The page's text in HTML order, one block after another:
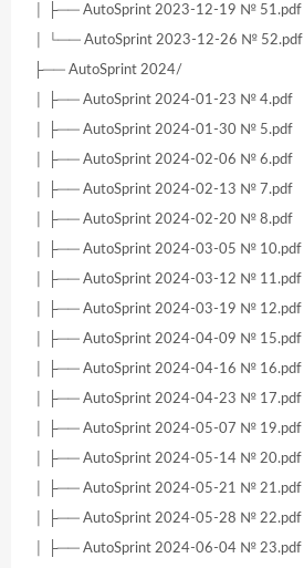
│ ├── AutoSprint 2023-12-19 № 51.pdf
│ └── AutoSprint 2023-12-26 № 52.pdf
├── AutoSprint 2024/
│ ├── AutoSprint 2024-01-23 № 4.pdf
│ ├── AutoSprint 2024-01-30 № 5.pdf
│ ├── AutoSprint 2024-02-06 № 6.pdf
│ ├── AutoSprint 2024-02-13 № 7.pdf
│ ├── AutoSprint 2024-02-20 № 8.pdf
│ ├── AutoSprint 2024-03-05 № 10.pdf
│ ├── AutoSprint 2024-03-12 № 11.pdf
│ ├── AutoSprint 2024-03-19 № 12.pdf
│ ├── AutoSprint 2024-04-09 № 15.pdf
│ ├── AutoSprint 2024-04-16 № 16.pdf
│ ├── AutoSprint 2024-04-23 № 17.pdf
│ ├── AutoSprint 2024-05-07 № 19.pdf
│ ├── AutoSprint 2024-05-14 № 20.pdf
│ ├── AutoSprint 2024-05-21 № 21.pdf
│ ├── AutoSprint 2024-05-28 № 22.pdf
│ ├── AutoSprint 2024-06-04 № 23.pdf